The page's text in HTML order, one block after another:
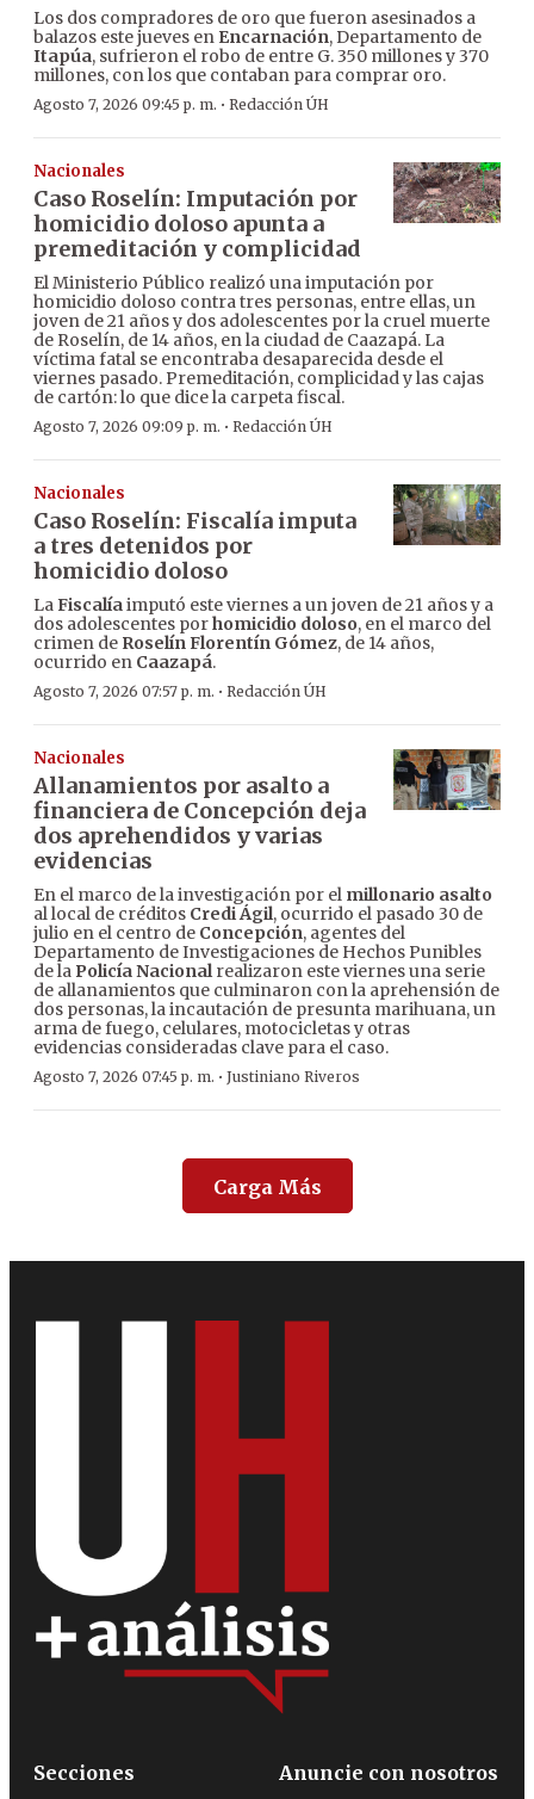
Los dos compradores de oro que fueron asesinados a
balazos este jueves en Encarnación, Departamento de
Itapúa, sufrieron el robo de entre G. 350 millones y 370
millones, con los que contaban para comprar oro.
Agosto 7, 2026 09:45 p. m. · Redacción ÚH
Nacionales
Caso Roselín: Imputación por
homicidio doloso apunta a
premeditación y complicidad
El Ministerio Público realizó una imputación por
homicidio doloso contra tres personas, entre ellas, un
joven de 21 años y dos adolescentes por la cruel muerte
de Roselín, de 14 años, en la ciudad de Caazapá. La
víctima fatal se encontraba desaparecida desde el
viernes pasado. Premeditación, complicidad y las cajas
de cartón: lo que dice la carpeta fiscal.
Agosto 7, 2026 09:09 p. m. · Redacción ÚH
Nacionales
Caso Roselín: Fiscalía imputa
a tres detenidos por
homicidio doloso
LaFiscalíaimputó este viernes a un joven de 21 años y a
dos adolescentes porhomicidio doloso, en el marco del
crimen de Roselín Florentín Gómez, de 14 años,
ocurrido en Caazapá.
Agosto 7, 2026 07:57 p. m. · Redacción ÚH
Nacionales
Allanamientos por asalto a
financiera de Concepción deja
dos aprehendidos y varias
evidencias
En el marco de la investigación por el millonario asalto
al local de créditos Credi Ágil, ocurrido el pasado 30 de
julio en el centro de Concepción, agentes del
Departamento de Investigaciones de Hechos Punibles
de la Policía Nacionalrealizaron este viernes una serie
de allanamientos que culminaron con la aprehensión de
dos personas, la incautación de presunta marihuana, un
arma de fuego, celulares, motocicletas y otras
evidencias consideradas clave para el caso.
Agosto 7, 2026 07:45 p. m. · Justiniano Riveros
Carga Más
Secciones
Anuncie con nosotros